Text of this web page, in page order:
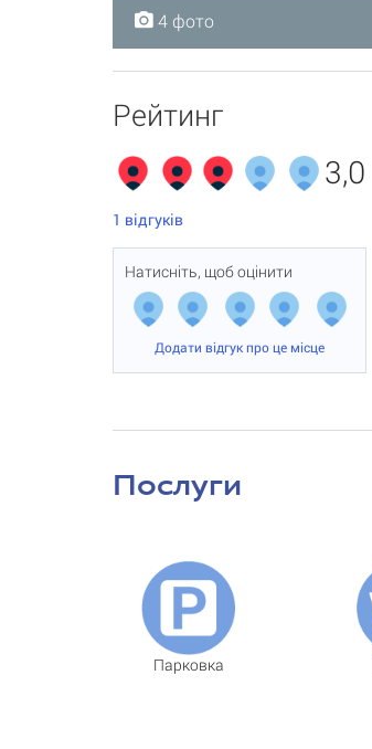
4 фото
4 фото
4 фото
4 фото
Рейтинг
3,0
1 відгуків
Натисніть, щоб оцінити
Додати відгук про це місце
Послуги
Парковка